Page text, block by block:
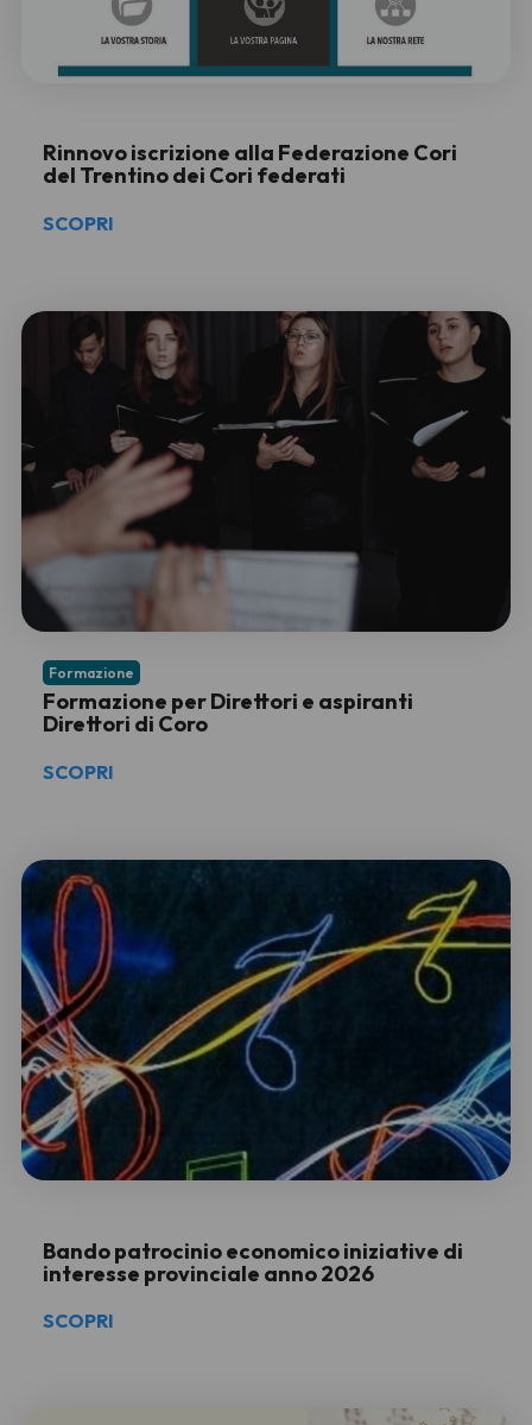
Rinnovo iscrizione alla Federazione Cori
del Trentino dei Cori federati
SCOPRI
Formazione per Direttori e aspiranti
Direttori di Coro
Formazione
SCOPRI
Bando patrocinio economico iniziative di
interesse provinciale anno 2026
SCOPRI